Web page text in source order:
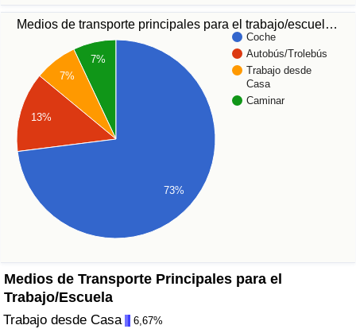
Medios de transporte principales para el trabajo/escuel…
Coche
Autobús/Trolebús
Trabajo desde
Casa
Caminar
7%
7%
13%
73%
Medios de Transporte Principales para el
Trabajo/Escuela
Trabajo desde Casa 6,67%
Índice de criminalidad por país
Sanidad
Índice de Sanidad (Actual)
Índice de Sanidad
Índice de Sanidad por País
Contaminación
Índice de contaminación